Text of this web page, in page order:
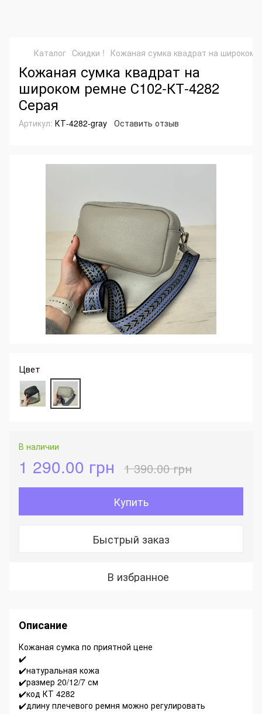
Каталог Скидки ! Кожаная сумка квадрат на широком
Кожаная сумка квадрат на
широком ремне С102-КТ-4282
Серая
Артикул: КТ-4282-gray Оставить отзыв
Цвет
В наличии
1 290.00 грн 1 390.00 грн
Купить
Быстрый заказ
В избранное
Описание
Кожаная сумка по приятной цене
✔️
✔️натуральная кожа
✔️размер 20/12/7 см
✔️код КТ 4282
✔️длину плечевого ремня можно регулировать